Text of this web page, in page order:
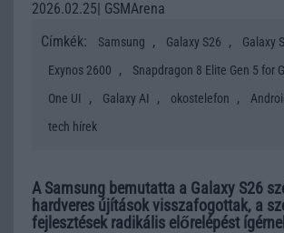
2026.02.25| GSMArena
Címkék:
Samsung , Galaxy S26 , Galaxy
Exynos 2600 , Snapdragon 8 Elite Gen 5 for
One UI , Galaxy AI , okostelefon ,
tech hírek
A Samsung bemutatta a Galaxy S26
hardveres újítások visszafogottak, a
fejlesztések radikális előrelépést